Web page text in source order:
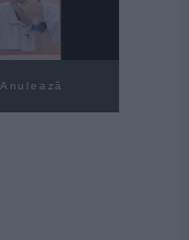
Anulează